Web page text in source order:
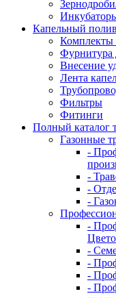
Капельный полив
Комплекты
Фурнитура
Внесение
Лента
Фильтры
Фитинги
Полный каталог
Газонные
-
-
-
-
-
-
-
-
-